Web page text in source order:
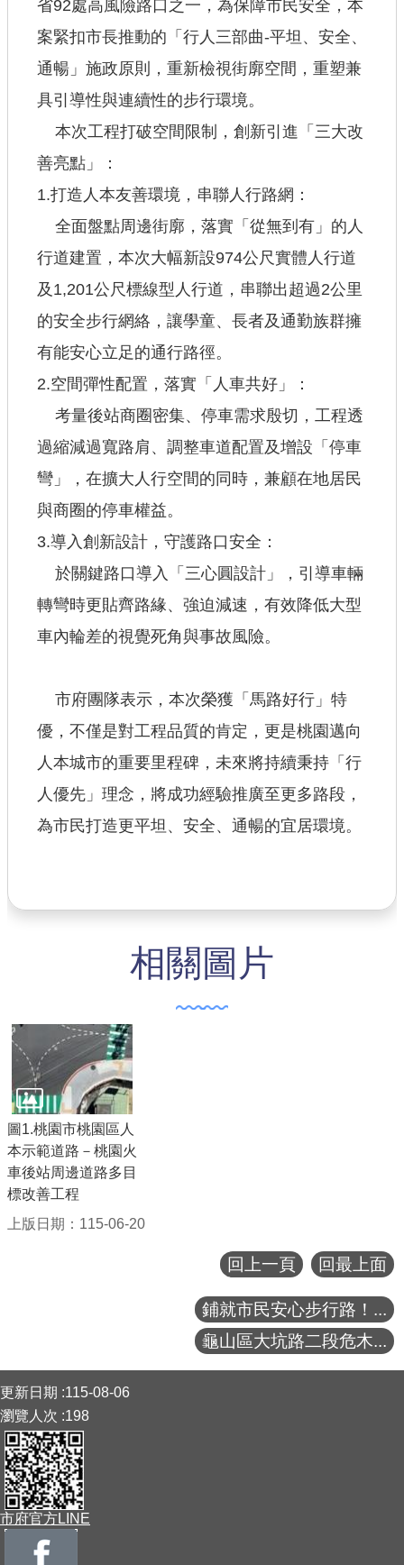
省92處高風險路口之一，為保障市民安全，本
案緊扣市長推動的「行人三部曲-平坦、安全、
通暢」施政原則，重新檢視街廓空間，重塑兼
具引導性與連續性的步行環境。
本次工程打破空間限制，創新引進「三大改
善亮點」：
1.打造人本友善環境，串聯人行路網：
全面盤點周邊街廓，落實「從無到有」的人
行道建置，本次大幅新設974公尺實體人行道
及1,201公尺標線型人行道，串聯出超過2公里
的安全步行網絡，讓學童、長者及通勤族群擁
有能安心立足的通行路徑。
2.空間彈性配置，落實「人車共好」：
考量後站商圈密集、停車需求殷切，工程透
過縮減過寬路肩、調整車道配置及增設「停車
彎」，在擴大人行空間的同時，兼顧在地居民
與商圈的停車權益。
3.導入創新設計，守護路口安全：
於關鍵路口導入「三心圓設計」，引導車輛
轉彎時更貼齊路緣、強迫減速，有效降低大型
車內輪差的視覺死角與事故風險。
市府團隊表示，本次榮獲「馬路好行」特
優，不僅是對工程品質的肯定，更是桃園邁向
人本城市的重要里程碑，未來將持續秉持「行
人優先」理念，將成功經驗推廣至更多路段，
為市民打造更平坦、安全、通暢的宜居環境。
相關圖片
圖1.桃園市桃園區人
本示範道路－桃園火
車後站周邊道路多目
標改善工程
上版日期：115-06-20
回上一頁 回最上面
鋪就市民安心步行路！...
龜山區大坑路二段危木...
更新日期
115-08-06
瀏覽人次 198
市府官方LINE